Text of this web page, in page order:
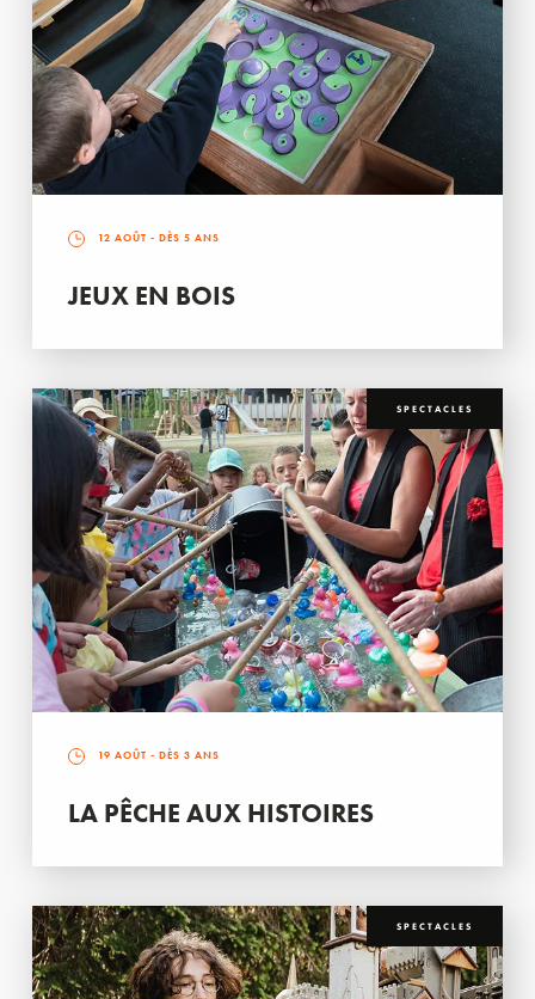
12 AOÛT - DÈS 5 ANS
JEUX EN BOIS
SPECTACLES
19 AOÛT - DÈS 3 ANS
LA PÊCHE AUX HISTOIRES
SPECTACLES